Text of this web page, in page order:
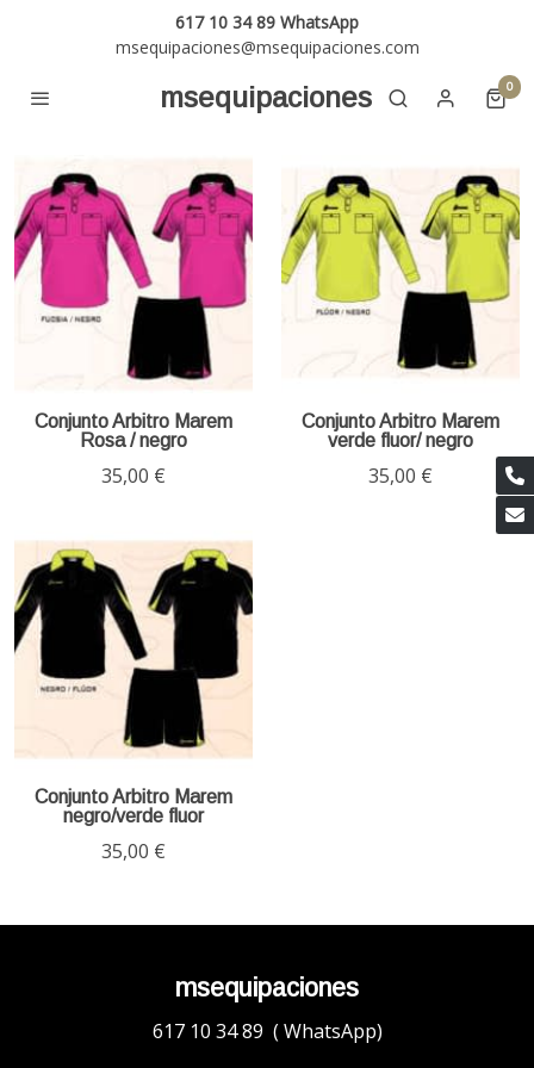
617 10 34 89 WhatsApp
msequipaciones@msequipaciones.com
msequipaciones 0
Conjunto Arbitro Marem
Rosa / negro
35,00 €
Conjunto Arbitro Marem
verde fluor/ negro
35,00 €
Conjunto Arbitro Marem
negro/verde fluor
35,00 €
msequipaciones
617 10 34 89 ( WhatsApp)